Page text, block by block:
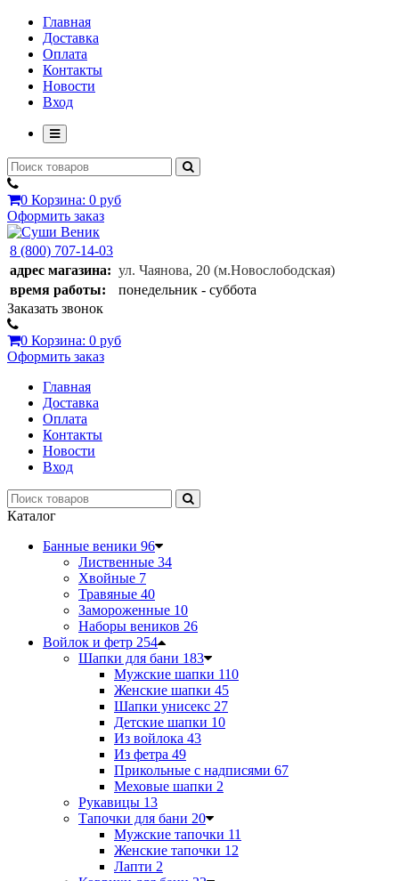
Главная
Доставка
Оплата
Контакты
Новости
Вход
0 Корзина: 0 руб
Оформить заказ
8 (800) 707-14-03
адрес магазина: ул. Чаянова, 20 (м.Новослободская)
время работы:
понедельник - суббота
Заказать звонок
0 Корзина: 0 руб
Оформить заказ
Главная
Доставка
Оплата
Контакты
Новости
Вход
Каталог
Банные веники 96
Лиственные 34
Хвойные 7
Травяные 40
Замороженные 10
Наборы веников 26
Войлок и фетр 254
Шапки для бани 183
Мужские шапки 110
Женские шапки 45
Шапки унисекс 27
Детские шапки 10
Из войлока 43
Из фетра 49
Прикольные с надписями 67
Меховые шапки 2
Рукавицы 13
Тапочки для бани 20
Мужские тапочки 11
Женские тапочки 12
Лапти 2